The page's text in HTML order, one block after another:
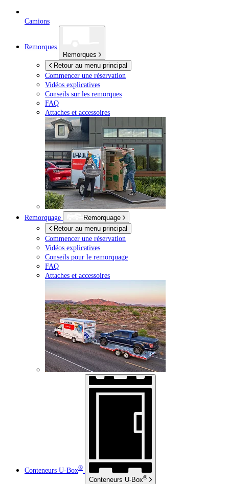
Camions
Remorques
Remorques
Retour au menu principal
Commencer une réservation
Vidéos explicatives
Conseils sur les remorques
FAQ
Attaches et accessoires
Remorquage
Remorquage
Retour au menu principal
Commencer une réservation
Vidéos explicatives
Conseils pour le remorquage
FAQ
Attaches et accessoires
Conteneurs U-Box®
Conteneurs U-Box®